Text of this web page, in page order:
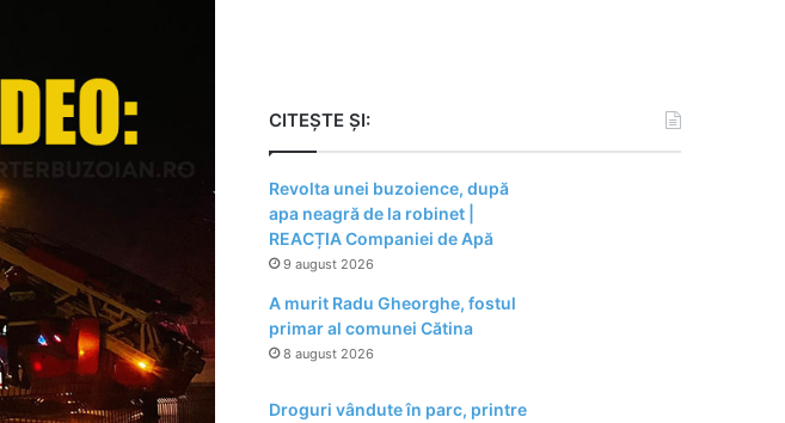
CITEȘTE ȘI:
Revolta unei buzoience, după
apa neagră de la robinet |
REACȚIA Companiei de Apă
9 august 2026
A murit Radu Gheorghe, fostul
primar al comunei Cătina
8 august 2026
Droguri vândute în parc, printre